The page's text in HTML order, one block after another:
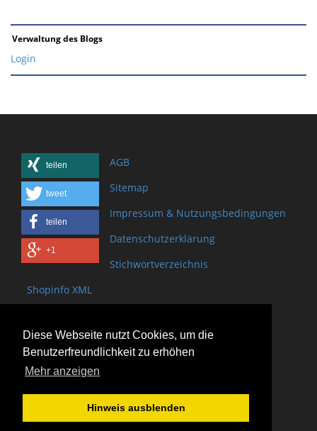
Diese Webseite nutzt Cookies, um die
Benutzerfreundlichkeit zu erhöhen
Mehr anzeigen
Hinweis ausblenden
Verwaltung des Blogs
Login
teilen
tweet
teilen
+1
AGB
Sitemap
Impressum & Nutzungsbedingungen
Datenschutzerklärung
Stichwortverzeichnis
Shopinfo XML
Bischof-Brand Straße 2
61440 Oberursel
(+49) 6171 - 98 11 80
(+49) 6171 - 98 28 10
service@onsite.org